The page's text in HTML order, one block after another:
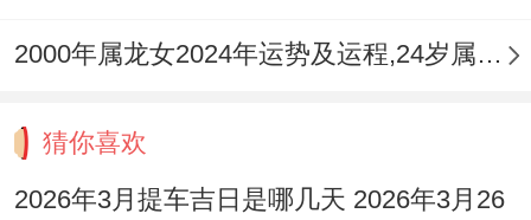
“加油;以后的日子一定会更美好！
2000年属龙女2024年运势及运程,24岁属龙人2024全年每月运势女性如何
猜你喜欢
2026年3月提车吉日是哪几天 2026年3月26